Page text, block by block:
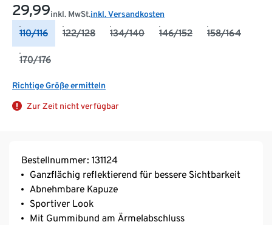
29,99inkl. MwSt.inkl. Versandkosten
110/116 122/128 134/140 146/152 158/164
170/176
Richtige Größe ermitteln
Zur Zeit nicht verfügbar
Bestellnummer: 131124
Ganzflächig reflektierend für bessere Sichtbarkeit
Abnehmbare Kapuze
Sportiver Look
Mit Gummibund am Ärmelabschluss